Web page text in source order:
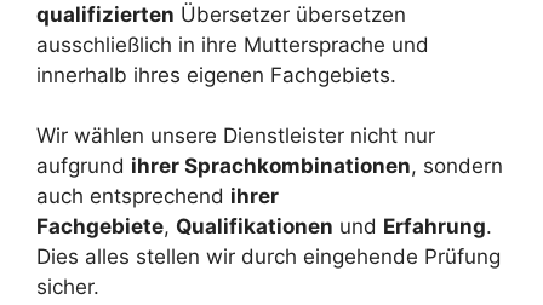
qualifizierten Übersetzer übersetzen
ausschließlich in ihre Muttersprache und
innerhalb ihres eigenen Fachgebiets.
Wir wählen unsere Dienstleister nicht nur
aufgrund ihrer Sprachkombinationen, sondern
auch entsprechend ihrer
Fachgebiete, Qualifikationen und Erfahrung.
Dies alles stellen wir durch eingehende Prüfung
sicher.